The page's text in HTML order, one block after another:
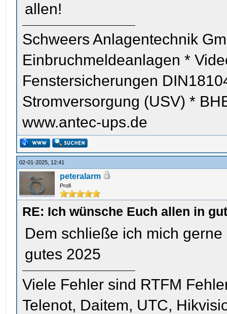
allen!
Schweers Anlagentechnik
Einbruchmeldeanlagen *
Fenstersicherungen
Stromversorgung (USV) *
www.antec-ups.de
02-01-2025, 12:41
peteralarm
Profi
RE: Ich wünsche Euch allen in
Dem schließe ich mich
gutes 2025
Viele Fehler sind RTFM
Telenot, Daitem, UTC,